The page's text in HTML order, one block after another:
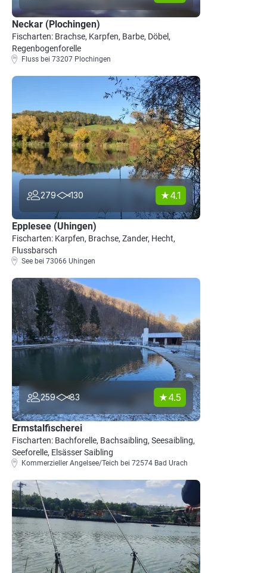
Neckar (Plochingen)
Fischarten: Brachse, Karpfen, Barbe, Döbel,
Regenbogenforelle
Fluss bei 73207 Plochingen
279 130 4.1
Epplesee (Uhingen)
Fischarten: Karpfen, Brachse, Zander, Hecht,
Flussbarsch
See bei 73066 Uhingen
259 83 4.5
Ermstalfischerei
Fischarten: Bachforelle, Bachsaibling, Seesaibling,
Seeforelle, Elsässer Saibling
Kommerzieller Angelsee/Teich bei 72574 Bad Urach